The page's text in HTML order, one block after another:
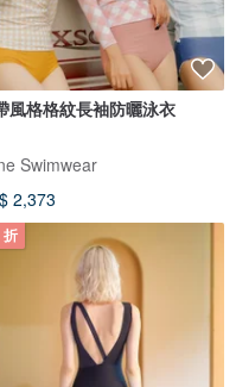
風格格紋長袖防曬泳衣
Swimwear
2,373
折